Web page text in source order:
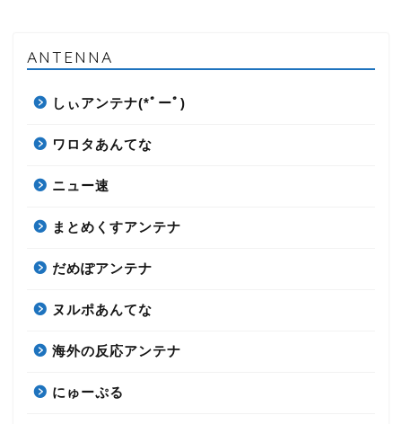
ANTENNA
しぃアンテナ(*ﾟーﾟ)
ワロタあんてな
ニュー速
まとめくすアンテナ
だめぽアンテナ
ヌルポあんてな
海外の反応アンテナ
にゅーぷる